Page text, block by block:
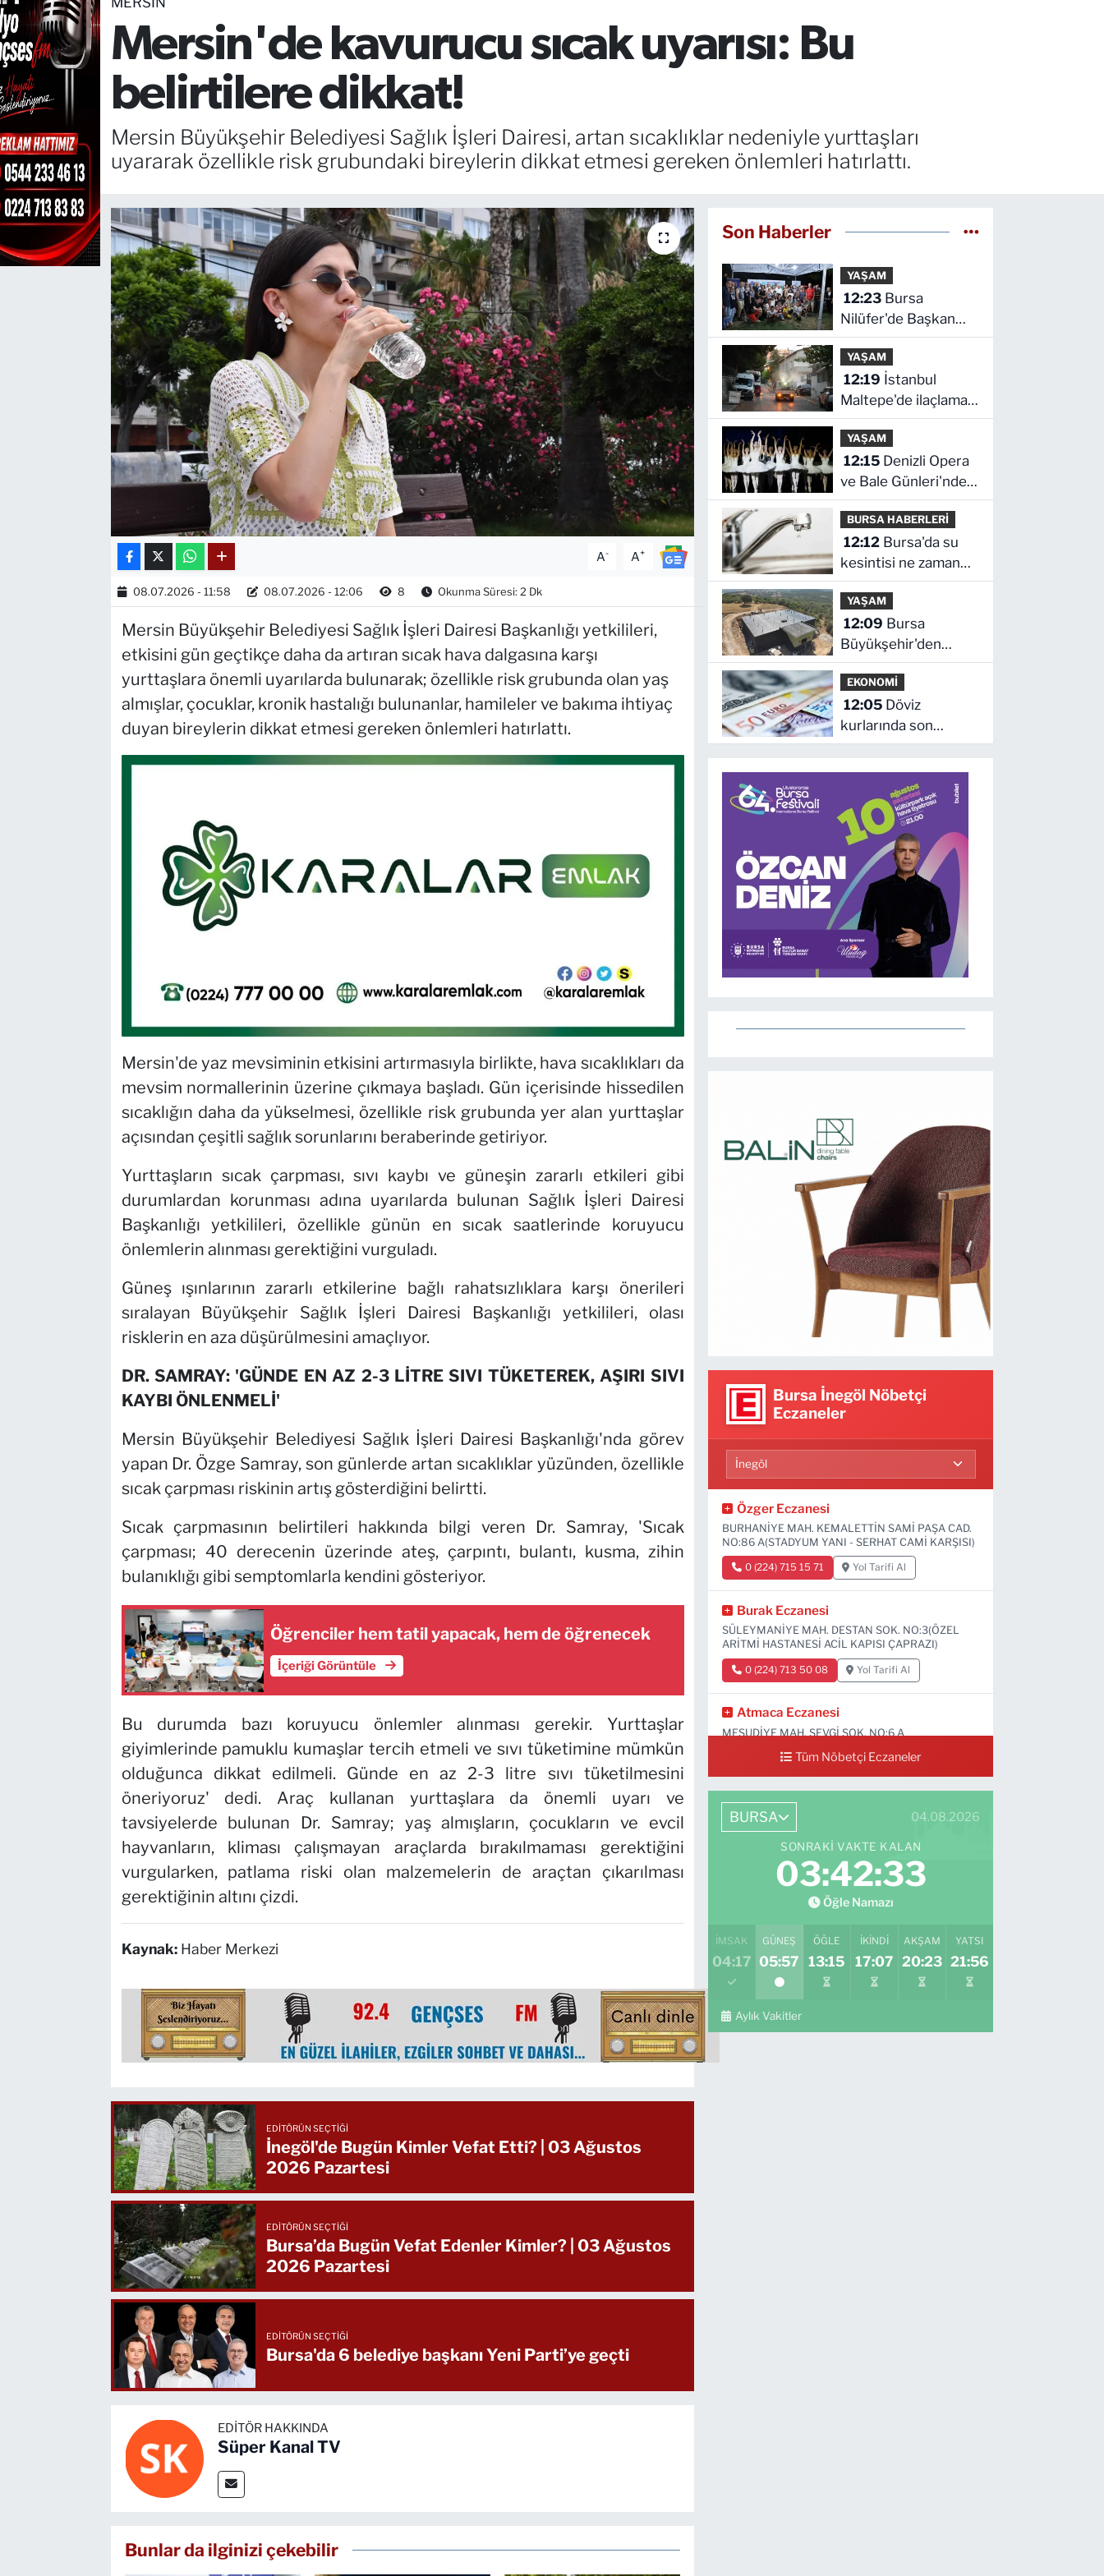
Mersin'de kavurucu sıcak uyarısı: Bu
belirtilere dikkat!
Mersin Büyükşehir Belediyesi Sağlık İşleri Dairesi, artan sıcaklıklar nedeniyle yurttaşları
uyararak özellikle risk grubundaki bireylerin dikkat etmesi gereken önlemleri hatırlattı.
A- A+
08.07.2026 - 11:58 08.07.2026 - 12:06 8 Okunma Süresi: 2 Dk
Mersin Büyükşehir Belediyesi Sağlık İşleri Dairesi Başkanlığı yetkilileri,
etkisini gün geçtikçe daha da artıran sıcak hava dalgasına karşı
yurttaşlara önemli uyarılarda bulunarak; özellikle risk grubunda olan yaş
almışlar, çocuklar, kronik hastalığı bulunanlar, hamileler ve bakıma ihtiyaç
duyan bireylerin dikkat etmesi gereken önlemleri hatırlattı.
Mersin'de yaz mevsiminin etkisini artırmasıyla birlikte, hava sıcaklıkları da
mevsim normallerinin üzerine çıkmaya başladı. Gün içerisinde hissedilen
sıcaklığın daha da yükselmesi, özellikle risk grubunda yer alan yurttaşlar
açısından çeşitli sağlık sorunlarını beraberinde getiriyor.
Yurttaşların sıcak çarpması, sıvı kaybı ve güneşin zararlı etkileri gibi
durumlardan korunması adına uyarılarda bulunan Sağlık İşleri Dairesi
Başkanlığı yetkilileri, özellikle günün en sıcak saatlerinde koruyucu
önlemlerin alınması gerektiğini vurguladı.
Güneş ışınlarının zararlı etkilerine bağlı rahatsızlıklara karşı önerileri
sıralayan Büyükşehir Sağlık İşleri Dairesi Başkanlığı yetkilileri, olası
risklerin en aza düşürülmesini amaçlıyor.
DR. SAMRAY: 'GÜNDE EN AZ 2-3 LİTRE SIVI TÜKETEREK, AŞIRI SIVI
KAYBI ÖNLENMELİ'
Mersin Büyükşehir Belediyesi Sağlık İşleri Dairesi Başkanlığı'nda görev
yapan Dr. Özge Samray, son günlerde artan sıcaklıklar yüzünden, özellikle
sıcak çarpması riskinin artış gösterdiğini belirtti.
Sıcak çarpmasının belirtileri hakkında bilgi veren Dr. Samray, 'Sıcak
çarpması; 40 derecenin üzerinde ateş, çarpıntı, bulantı, kusma, zihin
bulanıklığı gibi semptomlarla kendini gösteriyor.
Öğrenciler hem tatil yapacak, hem de öğrenecek
İçeriği Görüntüle
Bu durumda bazı koruyucu önlemler alınması gerekir. Yurttaşlar
giyimlerinde pamuklu kumaşlar tercih etmeli ve sıvı tüketimine mümkün
olduğunca dikkat edilmeli. Günde en az 2-3 litre sıvı tüketilmesini
öneriyoruz' dedi. Araç kullanan yurttaşlara da önemli uyarı ve
tavsiyelerde bulunan Dr. Samray; yaş almışların, çocukların ve evcil
hayvanların, kliması çalışmayan araçlarda bırakılmaması gerektiğini
vurgularken, patlama riski olan malzemelerin de araçtan çıkarılması
gerektiğinin altını çizdi.
Kaynak: Haber Merkezi
EDITÖRÜN SEÇTIĞI
İnegöl'de Bugün Kimler Vefat Etti? | 03 Ağustos
2026 Pazartesi
EDITÖRÜN SEÇTIĞI
Bursa’da Bugün Vefat Edenler Kimler? | 03 Ağustos
2026 Pazartesi
EDITÖRÜN SEÇTIĞI
Bursa'da 6 belediye başkanı Yeni Parti’ye geçti
EDITÖR HAKKINDA
Süper Kanal TV
Bunlar da ilginizi çekebilir
Son Haberler
YAŞAM
12:23
Nilüfer'de Başkan
Özdemir,
Esentepeliler'i
dinledi
YAŞAM
12:19
Maltepe'de ilaçlama
çalışmaları sürüyor
YAŞAM
12:15
ve Bale Günleri'nde
'Kuğu Gölü' büyüsü
BURSA HABERLERİ
12:12
kesintisi ne zaman
bitecek, sular ne
zaman gelecek?
YAŞAM
12:09
Büyükşehir'den
Mudanya'nın
altyapısına güçlü
yatırım
EKONOMİ
12:05
kurlarında son
durum: Dolar ve Euro
Bursa İnegöl Nöbetçi
Eczaneler
Özger Eczanesi
BURHANİYE MAH. KEMALETTİN SAMİ PAŞA CAD.
NO:86 A(STADYUM YANI - SERHAT CAMİ KARŞISI)
0 (224) 715 15 71 Yol Tarifi Al
Burak Eczanesi
SÜLEYMANİYE MAH. DESTAN SOK. NO:3(ÖZEL
ARİTMİ HASTANESİ ACİL KAPISI ÇAPRAZI)
0 (224) 713 50 08 Yol Tarifi Al
Atmaca Eczanesi
MESUDİYE MAH. SEVGİ SOK. NO:6 A
0 (224) 711 04 24 Yol Tarifi Al
Tüm Nöbetçi Eczaneler
BURSA 04.08.2026
SONRAKI VAKTE KALAN
03:42:32
Öğle Namazı
İMSAK
04:17
GÜNEŞ
05:57
ÖĞLE
13:15
İKINDI
17:07
AKŞAM
20:23
YATSI
21:56
Aylık Vakitler
TEKNOLOJİ
CANLI DİNLE
RESMİ İLANLAR
Gencsesfm Canlı Dinle